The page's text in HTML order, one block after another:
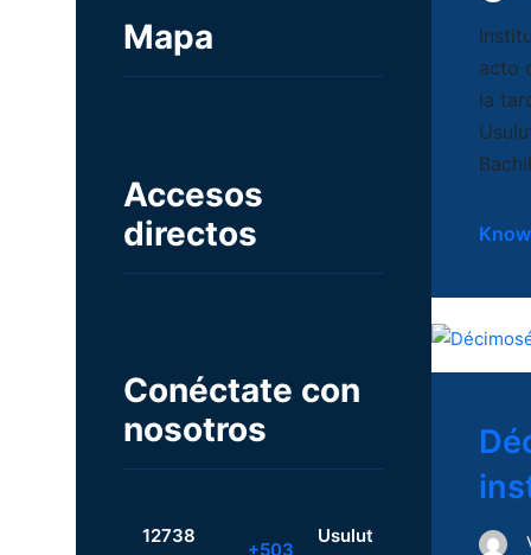
Mapa
Accesos
directos
Conéctate con
nosotros
12738
+503
Usulut
acto
la